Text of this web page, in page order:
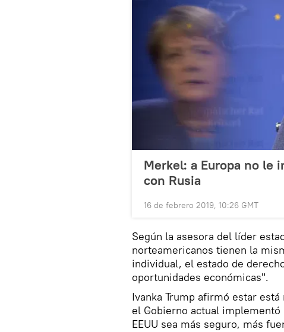
Merkel: a Europa no le
con Rusia
16 de febrero 2019, 10:26 GMT
Según la asesora del líder
norteamericanos tienen la
individual, el estado de
oportunidades económicas".
Ivanka Trump afirmó estar
el Gobierno actual
EEUU sea más seguro, más